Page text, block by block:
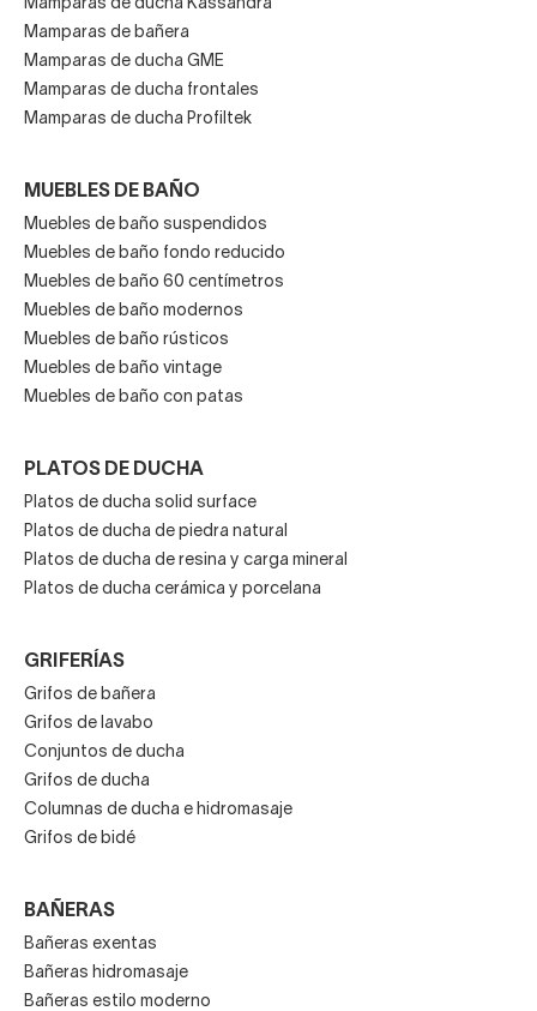
Mamparas de ducha Kassandra
Mamparas de bañera
Mamparas de ducha GME
Mamparas de ducha frontales
Mamparas de ducha Profiltek
MUEBLES DE BAÑO
Muebles de baño suspendidos
Muebles de baño fondo reducido
Muebles de baño 60 centímetros
Muebles de baño modernos
Muebles de baño rústicos
Muebles de baño vintage
Muebles de baño con patas
PLATOS DE DUCHA
Platos de ducha solid surface
Platos de ducha de piedra natural
Platos de ducha de resina y carga mineral
Platos de ducha cerámica y porcelana
GRIFERÍAS
Grifos de bañera
Grifos de lavabo
Conjuntos de ducha
Grifos de ducha
Columnas de ducha e hidromasaje
Grifos de bidé
BAÑERAS
Bañeras exentas
Bañeras hidromasaje
Bañeras estilo moderno